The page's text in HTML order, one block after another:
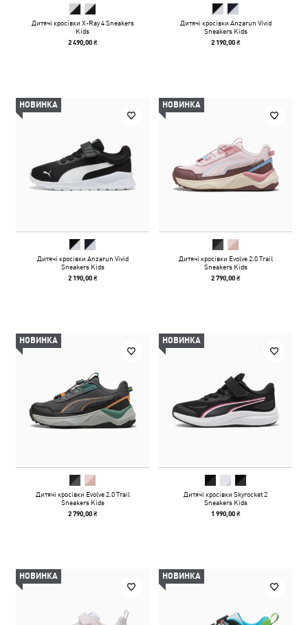
Дитячі кросівки X-Ray 4 Sneakers
Kids
2 490,00 ₴
Дитячі кросівки Anzarun Vivid
Sneakers Kids
2 190,00 ₴
НОВИНКА
Дитячі кросівки Anzarun Vivid
Sneakers Kids
2 190,00 ₴
НОВИНКА
Дитячі кросівки Evolve 2.0 Trail
Sneakers Kids
2 790,00 ₴
НОВИНКА
Дитячі кросівки Evolve 2.0 Trail
Sneakers Kids
2 790,00 ₴
НОВИНКА
Дитячі кросівки Skyrocket 2
Sneakers Kids
1 990,00 ₴
НОВИНКА НОВИНКА